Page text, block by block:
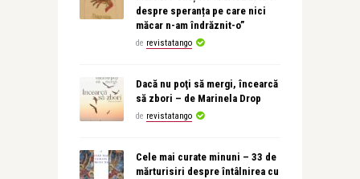
despre speranța pe care nici
măcar n-am îndrăznit-o”
de revistatango
Dacă nu poţi să mergi, încearcă
să zbori – de Marinela Drop
de revistatango
Cele mai curate minuni – 33 de
mărturisiri despre întâlnirea cu